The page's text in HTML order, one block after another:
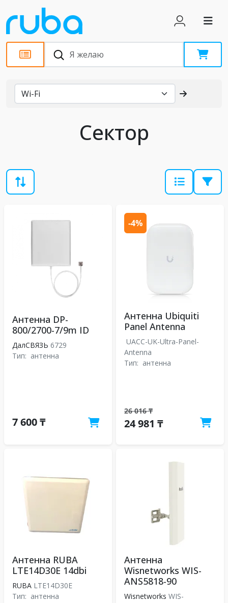
Каталог
Сектор
Антенна DP-
800/2700-7/9m ID
ДалСВЯЗЬ 6729
Тип: антенна
7 600 ₸
Антенна Ubiquiti
Panel Antenna
UACC-UK-Ultra-Panel-
Antenna
Тип: антенна
26 016 ₸
24 981 ₸
-4%
Антенна RUBA
LTE14D30E 14dbi
RUBA LTE14D30E
Тип: антенна
Антенна
Wisnetworks WIS-
ANS5818-90
Wisnetworks WIS-